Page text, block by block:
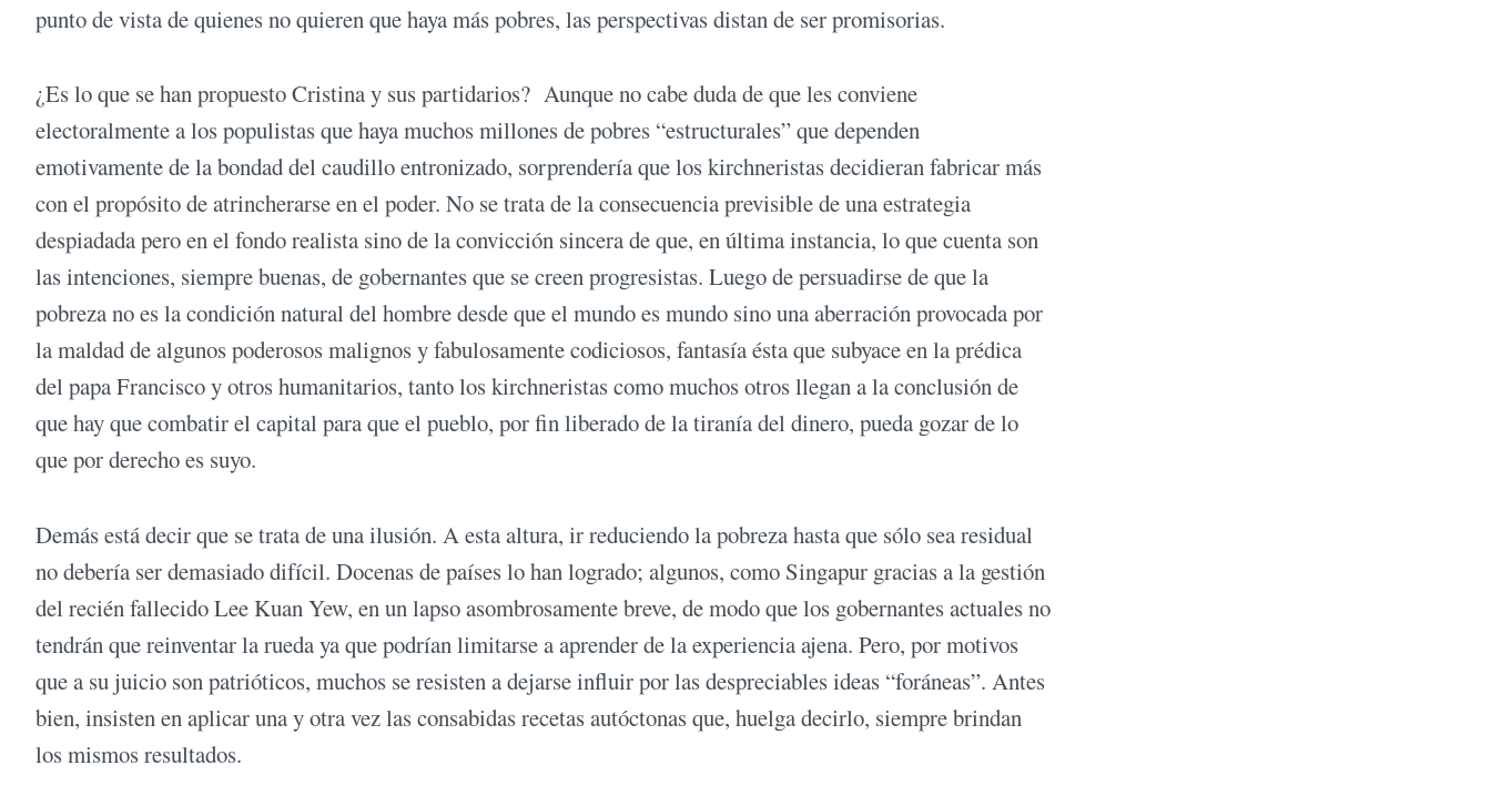
punto de vista de quienes no quieren que haya más pobres, las perspectivas distan de ser promisorias.
¿Es lo que se han propuesto Cristina y sus partidarios? Aunque no cabe duda de que les conviene
electoralmente a los populistas que haya muchos millones de pobres “estructurales” que dependen
emotivamente de la bondad del caudillo entronizado, sorprendería que los kirchneristas decidieran fabricar más
con el propósito de atrincherarse en el poder. No se trata de la consecuencia previsible de una estrategia
despiadada pero en el fondo realista sino de la convicción sincera de que, en última instancia, lo que cuenta son
las intenciones, siempre buenas, de gobernantes que se creen progresistas. Luego de persuadirse de que la
pobreza no es la condición natural del hombre desde que el mundo es mundo sino una aberración provocada por
la maldad de algunos poderosos malignos y fabulosamente codiciosos, fantasía ésta que subyace en la prédica
del papa Francisco y otros humanitarios, tanto los kirchneristas como muchos otros llegan a la conclusión de
que hay que combatir el capital para que el pueblo, por fin liberado de la tiranía del dinero, pueda gozar de lo
que por derecho es suyo.
Demás está decir que se trata de una ilusión. A esta altura, ir reduciendo la pobreza hasta que sólo sea residual
no debería ser demasiado difícil. Docenas de países lo han logrado; algunos, como Singapur gracias a la gestión
del recién fallecido Lee Kuan Yew, en un lapso asombrosamente breve, de modo que los gobernantes actuales no
tendrán que reinventar la rueda ya que podrían limitarse a aprender de la experiencia ajena. Pero, por motivos
que a su juicio son patrióticos, muchos se resisten a dejarse influir por las despreciables ideas “foráneas”. Antes
bien, insisten en aplicar una y otra vez las consabidas recetas autóctonas que, huelga decirlo, siempre brindan
los mismos resultados.